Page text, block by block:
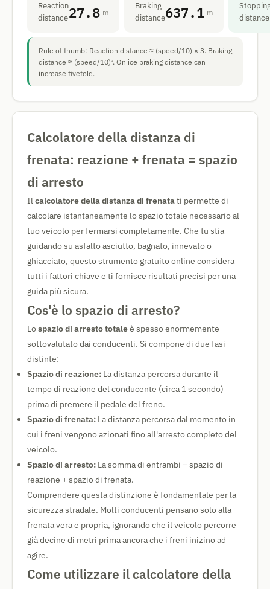
Reaction
distance27.8 m
Braking
distance637.1 m
distance
Rule of thumb: Reaction distance ≈ (speed/10) × 3. Braking
distance ≈ (speed/10)². On ice braking distance can
increase fivefold.
Calcolatore della distanza di
frenata: reazione + frenata = spazio
di arresto
Ilcalcolatore della distanza di frenatati permette di
calcolare istantaneamente lo spazio totale necessario al
tuo veicolo per fermarsi completamente. Che tu stia
guidando su asfalto asciutto, bagnato, innevato o
ghiacciato, questo strumento gratuito online considera
tutti i fattori chiave e ti fornisce risultati precisi per una
guida più sicura.
Cos'è lo spazio di arresto?
Lospazio di arresto totaleè spesso enormemente
sottovalutato dai conducenti. Si compone di due fasi
distinte:
Spazio di reazione: La distanza percorsa durante il
tempo di reazione del conducente (circa 1 secondo)
prima di premere il pedale del freno.
Spazio di frenata: La distanza percorsa dal momento in
cui i freni vengono azionati fino all'arresto completo del
veicolo.
Spazio di arresto: La somma di entrambi – spazio di
reazione + spazio di frenata.
Comprendere questa distinzione è fondamentale per la
sicurezza stradale. Molti conducenti pensano solo alla
frenata vera e propria, ignorando che il veicolo percorre
già decine di metri prima ancora che i freni inizino ad
agire.
Come utilizzare il calcolatore della